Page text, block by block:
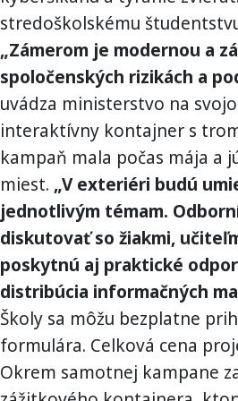
stredoškolskému
„Zámerom je modernou a
spoločenských rizikách a
uvádza ministerstvo na
interaktívny kontajner s
kampaň mala počas mája a
miest. „V exteriéri budú
jednotlivým témam.
diskutovať so žiakmi,
poskytnú aj praktické
distribúcia informačných
Školy sa môžu bezplatne
formulára. Celková cena
Okrem samotnej kampane